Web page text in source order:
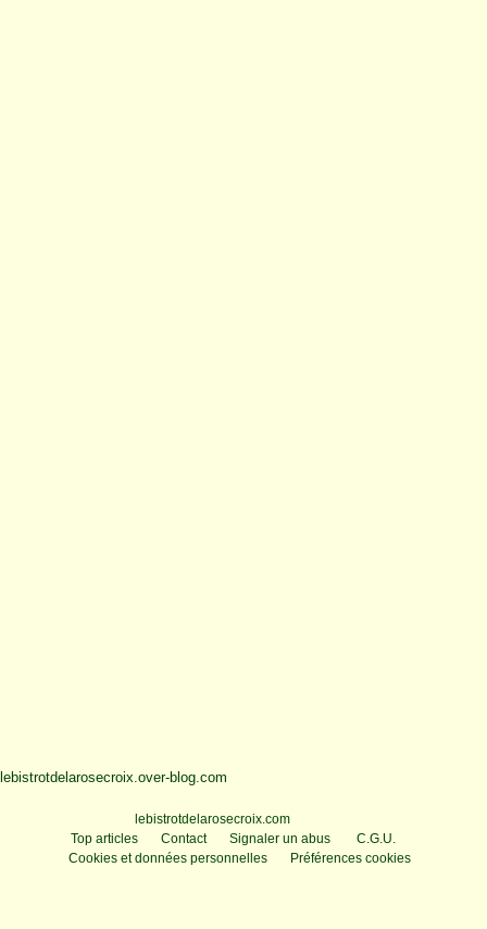
lebistrotdelarosecroix.over-blog.com
lebistrotdelarosecroix.com
Top articles
Contact Signaler un abus
C.G.U.
Cookies et données personnelles
Préférences cookies